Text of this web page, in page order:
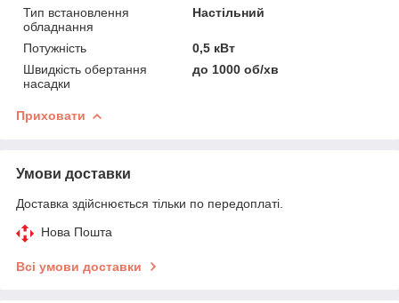
Тип встановлення
обладнання
Настільний
Потужність
0,5 кВт
Швидкість обертання
насадки
до 1000 об/хв
Приховати
Умови доставки
Доставка здійснюється тільки по передоплаті.
Нова Пошта
Всі умови доставки